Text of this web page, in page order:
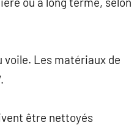
Les matériaux de
être nettoyés